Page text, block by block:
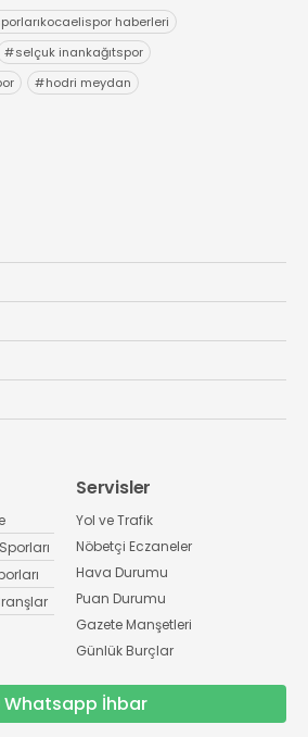
haberleri
#selçuk inankağıtspor
#hodri meydan
Servisler
Yol ve Trafik
Nöbetçi Eczaneler
Hava Durumu
Puan Durumu
Gazete Manşetleri
Günlük Burçlar
Whatsapp İhbar